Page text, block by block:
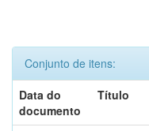
Conjunto de itens:
Data do
documento
Título